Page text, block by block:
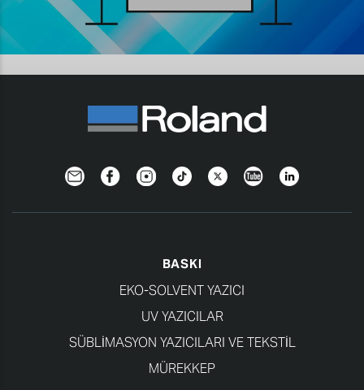
NewsletterFacebookInstagramTikTokTwitterYouTubeLinkedIn
BASKI
EKO-SOLVENT YAZICI
UV YAZICILAR
SÜBLIMASYON YAZICILARI VE TEKSTIL
MÜREKKEP